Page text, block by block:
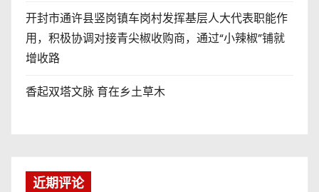
开封市通许县竖岗镇车岗村发挥基层人大代表职能作
用，积极协调对接青尖椒收购商，通过“小辣椒”铺就
增收路
香起双塔文脉 育在乡土草木
近期评论